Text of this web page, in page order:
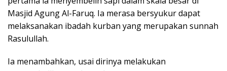
Masjid Agung Al-Faruq. Ia merasa bersyukur dapat
melaksanakan ibadah kurban yang merupakan sunnah
Rasulullah.
Ia menambahkan, usai dirinya melakukan